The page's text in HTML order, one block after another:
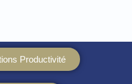
Productivité